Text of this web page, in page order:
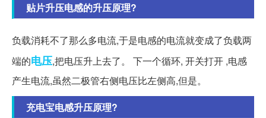
贴片升压电感的升压原理?
负载消耗不了那么多电流,于是电感的电流就变成了负载两
端的电压,把电压升上去了。 下一个循环, 开关打开 ,电感
产生电流,虽然二极管右侧电压比左侧高,但是。
充电宝电感升压原理?